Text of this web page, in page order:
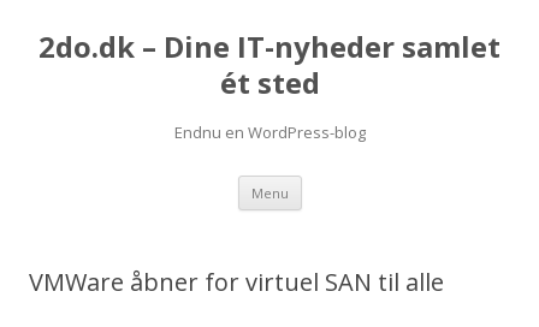
2do.dk – Dine IT-nyheder samlet
ét sted
Endnu en WordPress-blog
Menu Skip
content
VMWare åbner for virtuel SAN til alle